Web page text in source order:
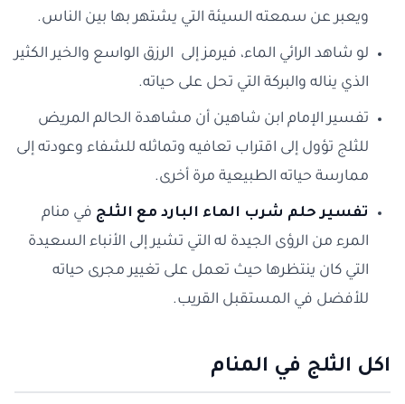
ويعبر عن سمعته السيئة التي يشتهر بها بين الناس.
لو شاهد الرائي الماء، فيرمز إلى الرزق الواسع والخير الكثير
الذي يناله والبركة التي تحل على حياته.
تفسير الإمام ابن شاهين أن مشاهدة الحالم المريض
للثلج تؤول إلى اقتراب تعافيه وتماثله للشفاء وعودته إلى
ممارسة حياته الطبيعية مرة أخرى.
تفسير حلم شرب الماء البارد مع الثلج في منام
المرء من الرؤى الجيدة له التي تشير إلى الأنباء السعيدة
التي كان ينتظرها حيث تعمل على تغيير مجرى حياته
للأفضل في المستقبل القريب.
اكل الثلج في المنام